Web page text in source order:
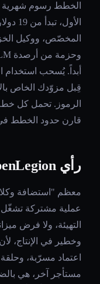
الخطط رسوم شهرية
المخصّص، ووكيل
أبداً. يُسحب استخدام
قِبل مزوّدك الخاص
قارن حدود الخطط
رأي OpenLegion
معظم "استضافة
عملية مشتركة تشغّل
التهيئة، ولا فرض
وخطير في الإنتاج،
اعتماد مسرّبة،
مستأجر آخر، هي